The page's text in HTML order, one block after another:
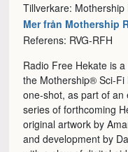
Tillverkare:
Mer från Mothership
Referens: RVG-RFH
Radio Free Hekate is
the Mothership® Sci-
one-shot, as part of
series of forthcoming
original artwork by
and development by